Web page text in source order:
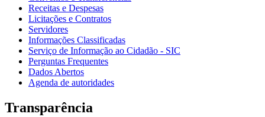
Receitas e Despesas
Licitações e Contratos
Servidores
Informações Classificadas
Serviço de Informação ao Cidadão - SIC
Perguntas Frequentes
Dados Abertos
Agenda de autoridades
Transparência